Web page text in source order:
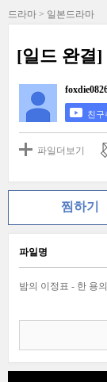
드라마 > 일본드라마
[일드 완결]
친구
파일더보기
찜하기
파일명
밤의 이정표 - 한 용